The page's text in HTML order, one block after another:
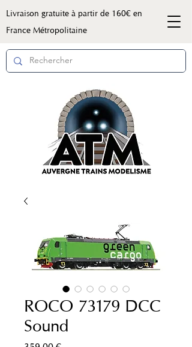
Livraison gratuite à partir de 160€ en
France Métropolitaine
ROCO 73179 DCC
Sound